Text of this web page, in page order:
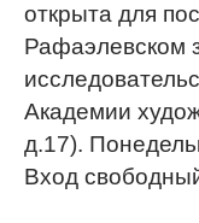
открыта для
Рафаэлевском
Академии
д.17).
Вход